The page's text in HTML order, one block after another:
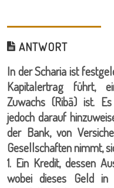
ANTWORT
In der Scharia ist
Kapitalertrag führt,
Zuwachs (Ribā) ist.
jedoch darauf
der Bank, von
Gesellschaften nimmt,
1. Ein Kredit, dessen
wobei dieses Geld in